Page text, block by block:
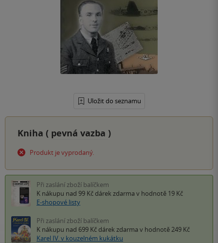
Uložit do seznamu
Kniha ( pevná vazba )
Produkt je vyprodaný.
Při zaslání zboží balíčkem
K nákupu nad 99 Kč dárek zdarma v hodnotě 19 Kč
E-shopové listy
Při zaslání zboží balíčkem
K nákupu nad 699 Kč dárek zdarma v hodnotě 249 Kč
Karel IV. v kouzelném kukátku